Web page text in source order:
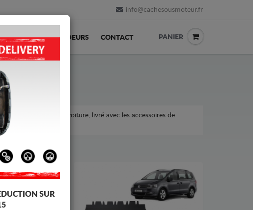
info@cachesousmoteur.fr
AVIS REVENDEURS CONTACT PANIER
modifications sur la voiture, livré avec les accessoires de
SUR